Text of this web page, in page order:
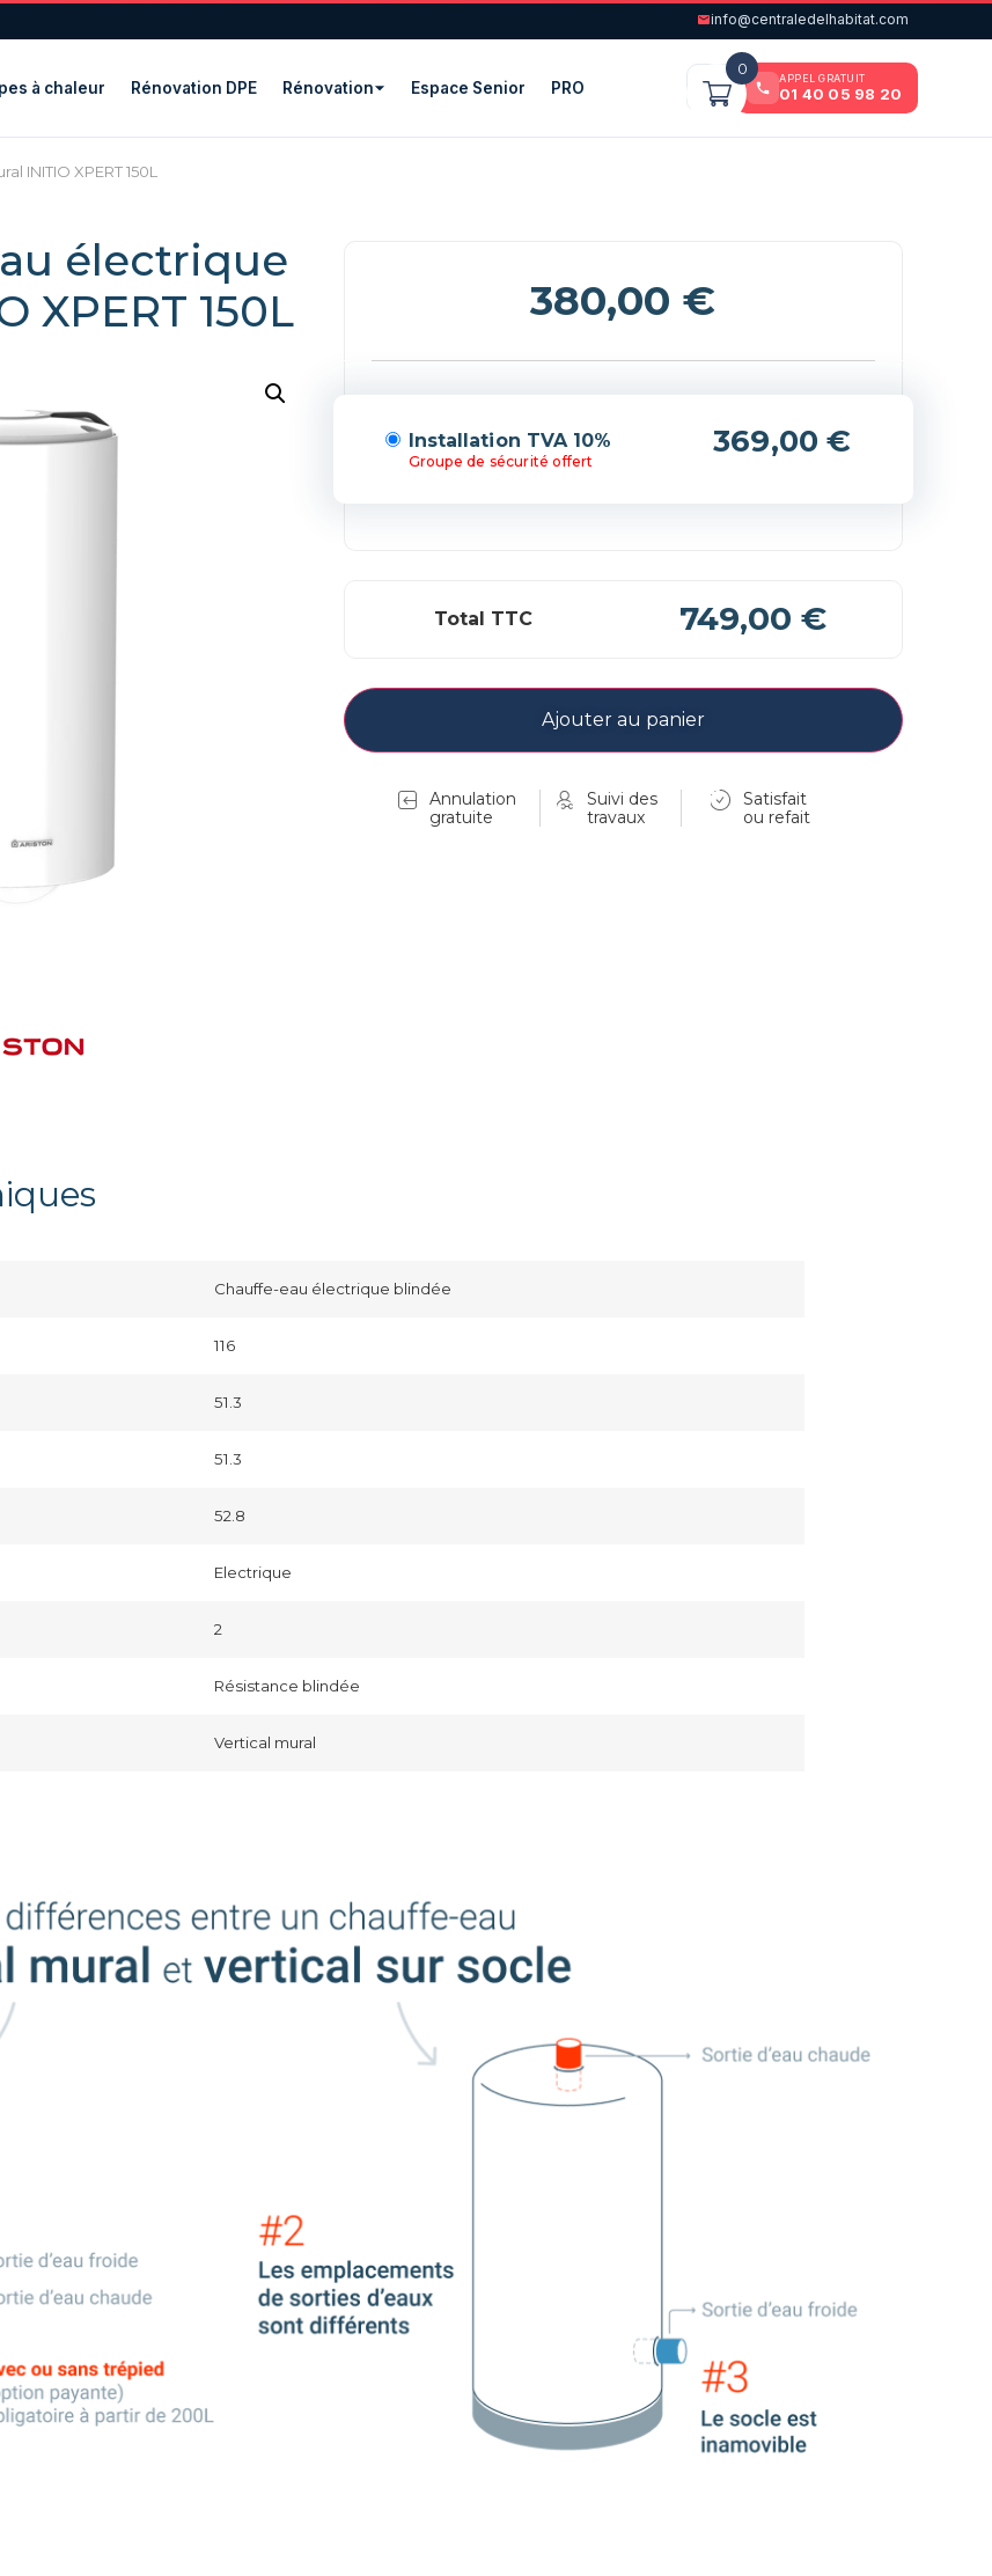
0
info@centraledelhabitat.com
à chaleur Rénovation DPE Rénovation Espace Senior PRO APPEL GRATUIT
01 40 05 98 20
INITIO XPERT 150L
électrique
XPERT 150L
380,00 €
Installation TVA 10% (+369,00 €)
Groupe de sécurité offert
Total TTC 749,00 €
Ajouter au panier
Annulation
gratuite
Suivi des
travaux
Satisfait
ou refait
Chauffe-eau électrique blindée
116
51.3
51.3
52.8
Electrique
2
Résistance blindée
Vertical mural